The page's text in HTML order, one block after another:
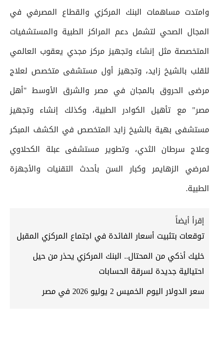
وامتدت مساهمات البنك المركزي والقطاع المصرفي في
المجال الصحي لتشمل دعم المراكز الطبية والمستشفيات
المتخصصة مثل إنشاء وتجهيز مركز مجدي يعقوب العالمي
للقلب بالشيخ زايد، وتجهيز أول مستشفى متخصص لعلاج
مرضى الحروق بالمجان في مصر والشرق الأوسط "أهل
مصر" مع تأهيل الكوادر الطبية، وكذلك إنشاء وتجهيز
مستشفى بهية بالشيخ زايد المتخصص في الكشف المبكر
وعلاج سرطان الثدي، وتطوير مستشفى عبلة الكحلاوي
لمرضي الزهايمر وكبار السن بأحدث التقنيات والأجهزة
الطبية.
إقرأ أيضاً
توقعات بتثبيت أسعار الفائدة في اجتماع المركزي المقبل
خليك أذكي من المحتال.. البنك المركزي يحذر من حيل
احتيالية جديدة لسرقة الحسابات
سعر الدولار اليوم الخميس 2 يوليو 2026 في مصر